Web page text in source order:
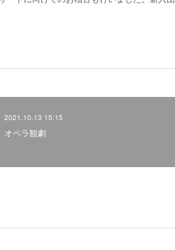
2021.10.13 15:15
オペラ観劇